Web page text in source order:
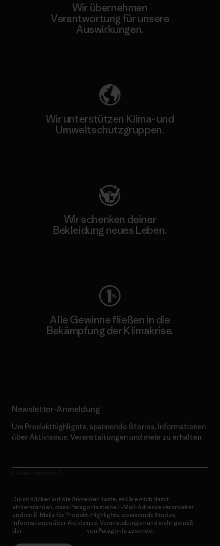
Wir übernehmen
Verantwortung für unsere
Auswirkungen.
Wir unterstützen Klima- und
Umweltschutzgruppen.
Wir schenken deiner
Bekleidung neues Leben.
Alle Gewinne fließen in die
Bekämpfung der Klimakrise.
Newsletter-Anmeldung
Um Produkthighlights, spannende Stories, Informationen
über Aktivismus, Veranstaltungen und mehr zu erhalten.
Durch Klicken auf die Anmelden Taste, erkläre mich damit
einverstanden, dass Patagonia meine E-Mail-Adresse verarbeitet
und mir E-Mails für Produkt-Highlights, spannende Stories,
Informationen über Aktivismus, Veranstaltungen und mehr gemäß
der
von Patagonia zusendet.